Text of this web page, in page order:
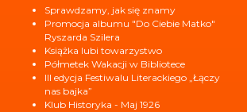
Sprawdzamy, jak się znamy
Promocja albumu "Do Ciebie Matko"
Ryszarda Szilera
Książka lubi towarzystwo
Półmetek Wakacji w Bibliotece
III edycja Festiwalu Literackiego „Łączy
nas bajka”
Klub Historyka - Maj 1926